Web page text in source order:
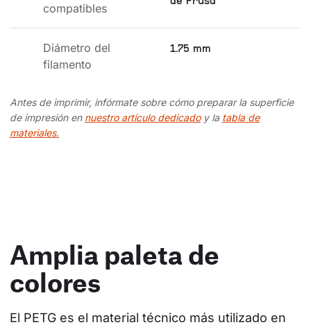
compatibles
Diámetro del
filamento
1.75 mm
Antes de imprimir, infórmate sobre cómo preparar la superficie
de impresión en nuestro artículo dedicadoy la tabla de
materiales.
Amplia paleta de
colores
El PETG es el material técnico más utilizado en